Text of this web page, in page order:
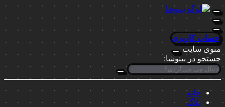
حساب کاربری
منوی سایت
جستجو در بینوشا:
خانه
بلاگ